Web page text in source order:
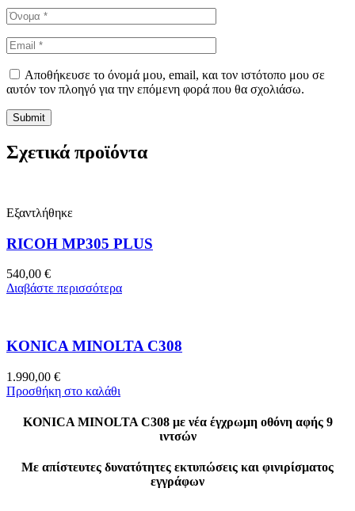
Αποθήκευσε το όνομά μου, email, και τον ιστότοπο μου σε
αυτόν τον πλοηγό για την επόμενη φορά που θα σχολιάσω.
Σχετικά προϊόντα
Εξαντλήθηκε
RICOH MP305 PLUS
540,00 €
Διαβάστε περισσότερα
KONICA MINOLTA C308
1.990,00 €
Προσθήκη στο καλάθι
KONICA MINOLTA C308 με νέα έγχρωμη οθόνη αφής 9
ιντσών
Με απίστευτες δυνατότητες εκτυπώσεις και φινιρίσματος
εγγράφων